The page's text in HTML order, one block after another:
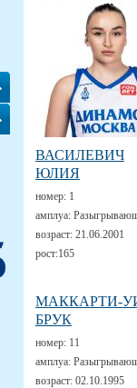
ВАСИЛЕВИЧ
ЮЛИЯ
номер: 1
амплуа:
возраст: 21.06.2001
рост:165
МАККАРТИ-
БРУК
номер: 11
амплуа:
возраст: 02.10.1995